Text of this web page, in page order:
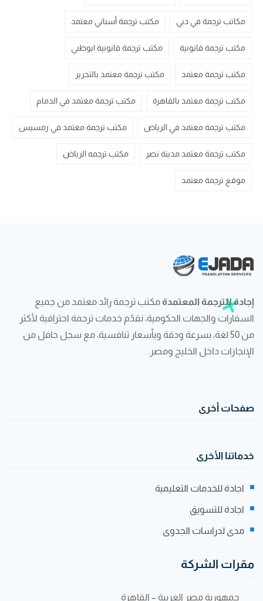
مكاتب ترجمة في دبي مكتب ترجمة أسباني معتمد
مكتب ترجمة قانونية مكتب ترجمة قانونية ابوظبي
مكتب ترجمة معتمد مكتب ترجمة معتمد بالتحرير
مكتب ترجمة معتمد بالقاهرة مكتب ترجمة معتمد في الدمام
مكتب ترجمة معتمد في الرياض مكتب ترجمة معتمد في رمسيس
مكتب ترجمة معتمد مدينة نصر مكتب ترجمه الرياض
موقع ترجمة معتمد
إجادة للترجمة المعتمدة مكتب ترجمة رائد معتمد من جميع
السفارات والجهات الحكومية، نقدّم خدمات ترجمة احترافية لأكثر
من 50 لغة، بسرعة ودقة وبأسعار تنافسية، مع سجل حافل من
الإنجازات داخل الخليج ومصر.
صفحات أخرى
خدماتنا الأخرى
اجادة للخدمات التعليمية
اجادة للتسويق
مدى لدراسات الجدوى
مقرات الشركة
جمهورية مصر العربية – القاهرة